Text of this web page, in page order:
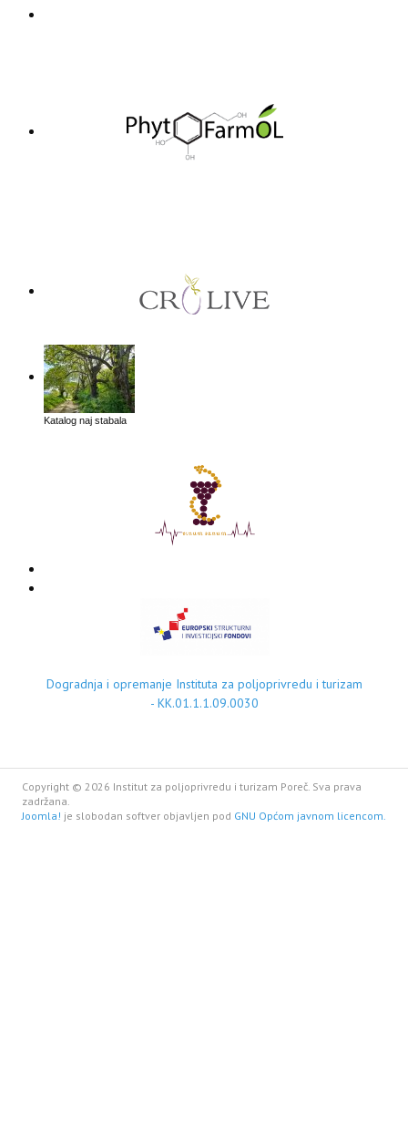
Katalog naj stabala
Dogradnja i opremanje Instituta za poljoprivredu i turizam
- KK.01.1.1.09.0030
Copyright © 2026 Institut za poljoprivredu i turizam Poreč. Sva prava
zadržana.
Joomla! je slobodan softver objavljen pod GNU Općom javnom licencom.